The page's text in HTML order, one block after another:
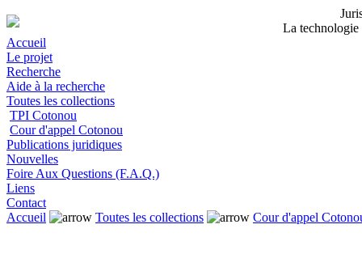
La technologie
Accueil
Le projet
Recherche
Aide à la recherche
Toutes les collections
TPI Cotonou
Cour d'appel Cotonou
Publications juridiques
Nouvelles
Foire Aux Questions (F.A.Q.)
Liens
Contact
Accueil
Toutes les collections Cour d'appel